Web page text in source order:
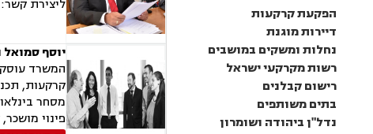
הפקעת קרקעות
דיירות מוגנת
נחלות ומשקים במושבים
רשות מקרקעי ישראל
רישום קבלנים
בתים משותפים
נדל"ן ביהודה ושומרון
ליצירת קשר:
יוסף
קרקעות,
מסחר
פינוי